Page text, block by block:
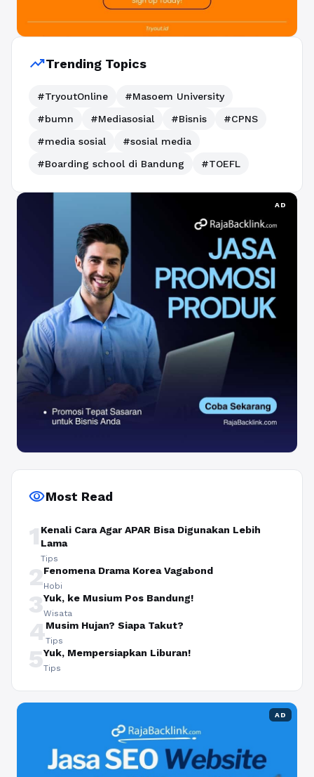
trending_upTrending Topics
#TryoutOnline
#Masoem University
#bumn
#Mediasosial #Bisnis
#CPNS
#media sosial
#sosial media
#Boarding school di Bandung
#TOEFL
AD
visibilityMost Read
1 Kenali Cara Agar APAR Bisa Digunakan Lebih
Lama
Tips
2Fenomena Drama Korea Vagabond
Hobi
3Yuk, ke Musium Pos Bandung!
Wisata
4Musim Hujan? Siapa Takut?
Tips
5Yuk, Mempersiapkan Liburan!
Tips
AD